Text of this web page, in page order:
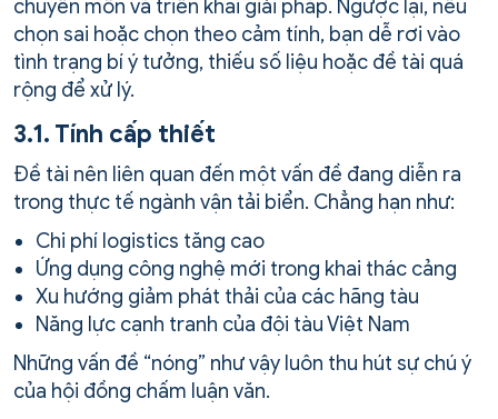
chuyên môn và triển khai giải pháp. Ngược lại, nếu
chọn sai hoặc chọn theo cảm tính, bạn dễ rơi vào
tình trạng bí ý tưởng, thiếu số liệu hoặc đề tài quá
rộng để xử lý.
3.1. Tính cấp thiết
Đề tài nên liên quan đến một vấn đề đang diễn ra
trong thực tế ngành vận tải biển. Chẳng hạn như:
Chi phí logistics tăng cao
Ứng dụng công nghệ mới trong khai thác cảng
Xu hướng giảm phát thải của các hãng tàu
Năng lực cạnh tranh của đội tàu Việt Nam
Những vấn đề “nóng” như vậy luôn thu hút sự chú ý
của hội đồng chấm luận văn.